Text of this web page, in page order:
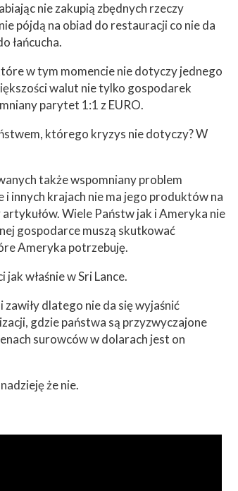
nie zakupią zbędnych rzeczy
pójdą na obiad do restauracji co nie da
łańcucha.
w tym momencie nie dotyczy jednego
walut nie tylko gospodarek
parytet 1:1 z EURO.
którego kryzys nie dotyczy? W
także wspomniany problem
innych krajach nie ma jego produktów na
Wiele Państw jak i Ameryka nie
gospodarce muszą skutkować
Ameryka potrzebuję.
właśnie w Sri Lance.
dlatego nie da się wyjaśnić
gdzie państwa są przyzwyczajone
surowców w dolarach jest on
że nie.